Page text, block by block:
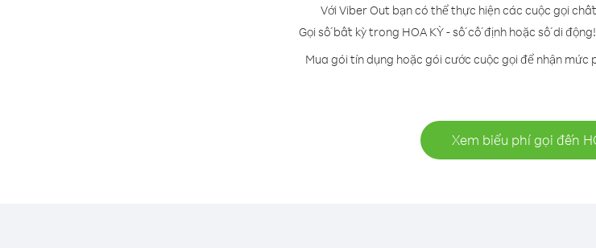
Với Viber Out bạn có thể thực hiện các cuộc gọi
Gọi số bất kỳ trong HOA KỲ - số cố định hoặc số di
Mua gói tín dụng hoặc gói cước cuộc gọi để nhận mức
Xem biểu phí gọi đến